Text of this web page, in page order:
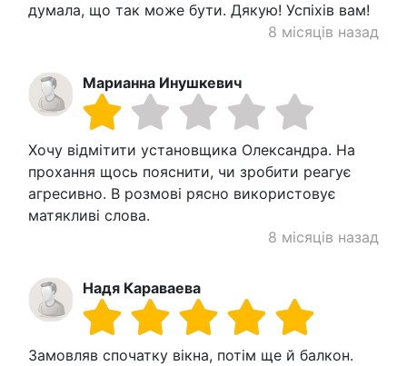
думала, що так може бути. Дякую! Успіхів вам!
8 місяців назад
Марианна Инушкевич
Хочу відмітити установщика Олександра. На
прохання щось пояснити, чи зробити реагує
агресивно. В розмові рясно використовує
матякливі слова.
8 місяців назад
Надя Караваева
Замовляв спочатку вікна, потім ще й балкон.